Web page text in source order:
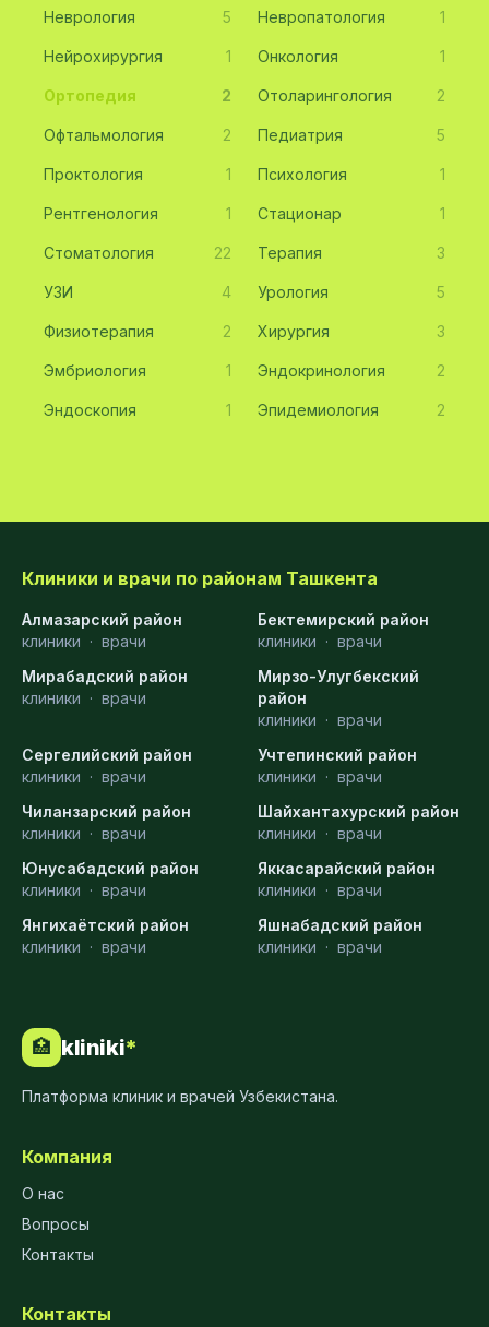
Неврология 5 Невропатология 1
Нейрохирургия 1 Онкология 1
Ортопедия 2 Отоларингология 2
Офтальмология 2 Педиатрия 5
Проктология 1 Психология 1
Рентгенология 1 Стационар 1
Стоматология 22 Терапия 3
УЗИ 4 Урология 5
Физиотерапия 2 Хирургия 3
Эмбриология 1 Эндокринология 2
Эндоскопия 1 Эпидемиология 2
Клиники и врачи по районам Ташкента
Алмазарский район
клиники · врачи
Бектемирский район
клиники · врачи
Мирабадский район
клиники · врачи
Мирзо-Улугбекский
район
клиники · врачи
Сергелийский район
клиники · врачи
Учтепинский район
клиники · врачи
Чиланзарский район
клиники · врачи
Шайхантахурский район
клиники · врачи
Юнусабадский район
клиники · врачи
Яккасарайский район
клиники · врачи
Янгихаётский район
клиники · врачи
Яшнабадский район
клиники · врачи
🏥 kliniki*
Платформа клиник и врачей Узбекистана.
Компания
О нас
Вопросы
Контакты
Контакты